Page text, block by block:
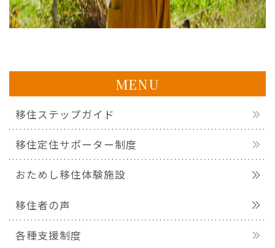
MENU
移住ステップガイド
移住定住サポーター制度
おためし移住体験施設
移住者の声
各種支援制度